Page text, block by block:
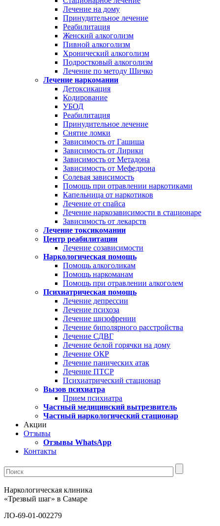
Лечение на дому
Принудительное лечение
Реабилитация
Женский алкоголизм
Пивной алкоголизм
Хронический алкоголизм
Подростковый алкоголизм
Лечение по методу Шичко
Лечение наркомании
Детоксикация
Кодирование
УБОД
Реабилитация
Принудительное лечение
Снятие ломки
Зависимость от Гашиша
Зависимость от Лирики
Зависимость от Метадона
Зависимость от Мефедрона
Солевая зависимость
Помощь при отравлении наркотиками
Капельница от наркотиков
Лечение от спайса
Лечение наркозависимости в стационаре
Зависимость от лекарств
Лечение токсикомании
Центр реабилитации
Лечение созависимости
Наркологическая помощь
Помощь алкоголикам
Помощь наркоманам
Помощь при отравлении алкоголем
Психиатрическая помощь
Лечение депрессии
Лечение психоза
Лечение шизофрении
Лечение биполярного расстройства
Лечение СДВГ
Лечение белой горячки на дому
Лечение ОКР
Лечение панических атак
Лечение ПТСР
Психиатрический стационар
Вызов психиатра
Прием психиатра
Частный медицинский вытрезвитель
Частный наркологический стационар
Акции
Отзывы
Отзывы WhatsApp
Контакты
Наркологическая клиника
«Трезвый шаг» в Самаре
ЛО-69-01-002279